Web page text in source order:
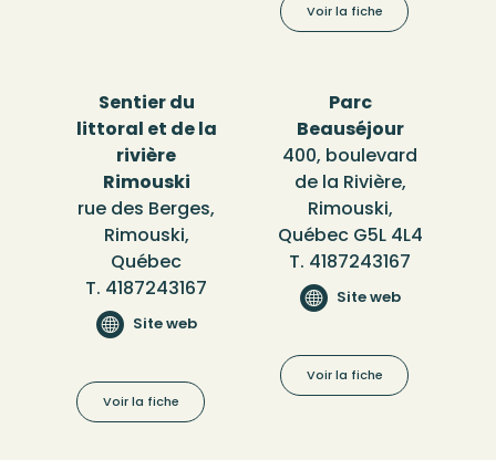
Voir la fiche
Sentier du
littoral et de la
rivière
Rimouski
rue des Berges,
Rimouski,
Québec
T. 4187243167
Site web
Voir la fiche
Parc
Beauséjour
400, boulevard
de la Rivière,
Rimouski,
Québec G5L 4L4
T. 4187243167
Site web
Voir la fiche